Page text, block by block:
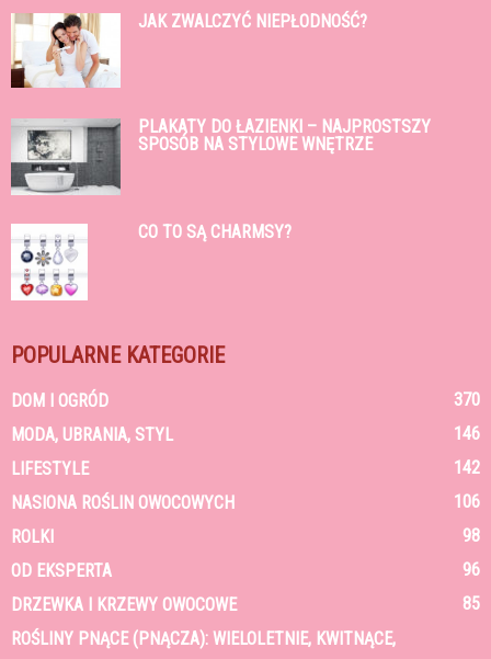
JAK ZWALCZYĆ NIEPŁODNOŚĆ?
PLAKATY DO ŁAZIENKI – NAJPROSTSZY
SPOSÓB NA STYLOWE WNĘTRZE
CO TO SĄ CHARMSY?
POPULARNE KATEGORIE
DOM I OGRÓD
370
MODA, UBRANIA, STYL
146
LIFESTYLE
142
NASIONA ROŚLIN OWOCOWYCH
106
ROLKI
98
OD EKSPERTA
96
DRZEWKA I KRZEWY OWOCOWE
85
ROŚLINY PNĄCE (PNĄCZA): WIELOLETNIE, KWITNĄCE,